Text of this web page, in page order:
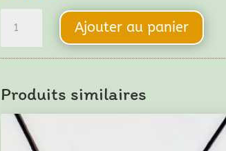
-
percée
Ajouter au panier
Produits similaires